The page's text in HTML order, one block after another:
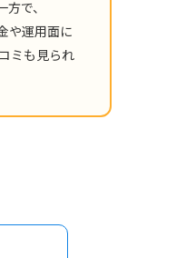
で、
や運用面に
ミも見られ